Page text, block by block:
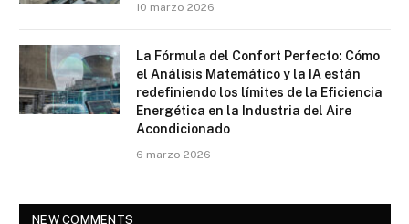
10 marzo 2026
La Fórmula del Confort Perfecto: Cómo
el Análisis Matemático y la IA están
redefiniendo los límites de la Eficiencia
Energética en la Industria del Aire
Acondicionado
6 marzo 2026
NEW COMMENTS